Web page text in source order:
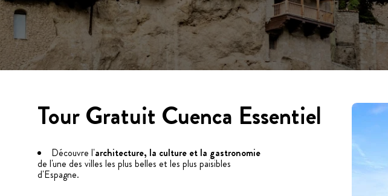
Tour Gratuit Cuenca Essentiel
Découvre l'architecture, la culture et la gastronomie
de l'une des villes les plus belles et les plus paisibles
d'Espagne.